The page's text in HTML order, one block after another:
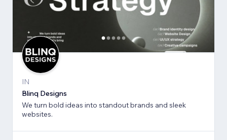
IN
Blinq Designs
We turn bold ideas into standout brands and sleek
websites.